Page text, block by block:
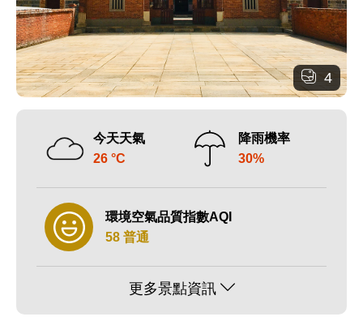
4
今天天氣
26 °C
降雨機率
30%
環境空氣品質指數AQI
58 普通
更多景點資訊